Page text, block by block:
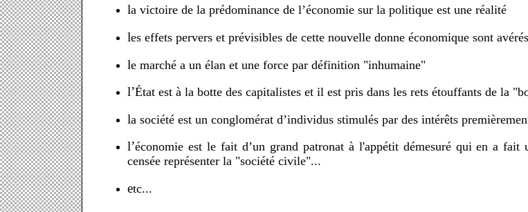
la victoire de la prédominance de l’économie sur la politique est une réalité
les effets pervers et prévisibles de cette nouvelle donne économique sont avérés
le marché a un élan et une force par définition "inhumaine"
l’État est à la botte des capitalistes et il est pris dans les rets étouffants de la
la société est un conglomérat d’individus stimulés par des intérêts
l’économie est le fait d’un grand patronat à l'appétit démesuré qui en a fait un puissant système de pouvoir qui dans un mouvement inexorable, est
censée représenter la "société civile"...
etc...